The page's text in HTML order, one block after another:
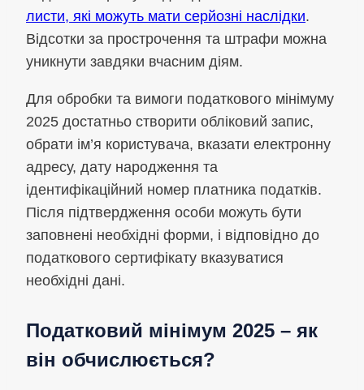
листи, які можуть мати серйозні наслідки.
Відсотки за прострочення та штрафи можна
уникнути завдяки вчасним діям.
Для обробки та вимоги податкового мінімуму
2025 достатньо створити обліковий запис,
обрати ім’я користувача, вказати електронну
адресу, дату народження та
ідентифікаційний номер платника податків.
Після підтвердження особи можуть бути
заповнені необхідні форми, і відповідно до
податкового сертифікату вказуватися
необхідні дані.
Податковий мінімум 2025 – як
він обчислюється?